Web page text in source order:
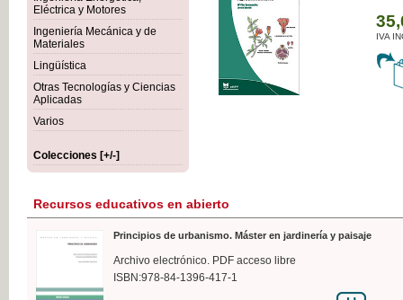
Eléctrica y Motores
Ingeniería Mecánica y de
Materiales
Lingüística
Otras Tecnologías y Ciencias
Aplicadas
Varios
Colecciones [+/-]
IVA
Recursos educativos en abierto
Principios de urbanismo. Máster en jardinería y paisaje
Archivo electrónico. PDF acceso libre
ISBN:978-84-1396-417-1